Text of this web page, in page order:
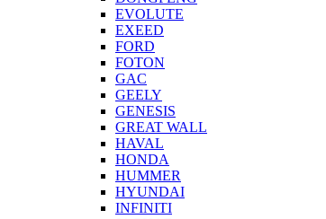
EVOLUTE
EXEED
FORD
FOTON
GAC
GEELY
GENESIS
GREAT WALL
HAVAL
HONDA
HUMMER
HYUNDAI
INFINITI